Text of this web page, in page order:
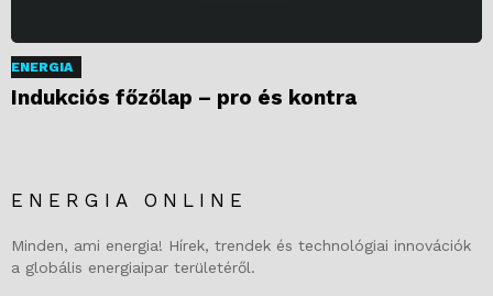
ENERGIA
Indukciós főzőlap – pro és kontra
ENERGIA ONLINE
Minden, ami energia! Hírek, trendek és technológiai innovációk
a globális energiaipar területéről.